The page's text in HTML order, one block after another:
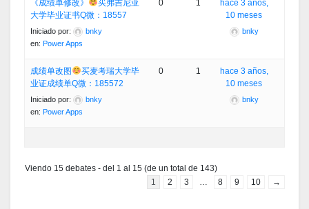
《成绩单修改》
买弗吉尼亚
大学毕业证书Q微：18557
Iniciado por:
bnky
en: Power Apps
0 1
hace 3 años,
10 meses
bnky
成绩单改图
买麦考瑞大学毕
业证成绩单Q微：185572
Iniciado por:
bnky
en: Power Apps
0 1
hace 3 años,
10 meses
bnky
Viendo 15 debates - del 1 al 15 (de un total de 143)
1
2 3 … 8 9 10 →